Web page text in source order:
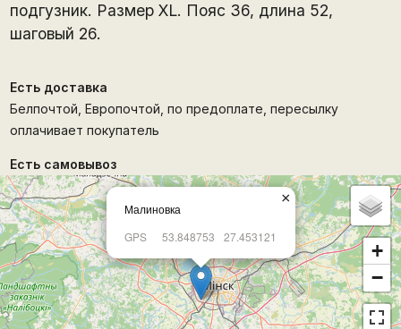
подгузник. Размер XL. Пояс 36, длина 52,
шаговый 26.
Есть доставка
Белпочтой, Европочтой, по предоплате, пересылку
оплачивает покупатель
Есть самовывоз
Малиновка
GPS
53.848753 27.453121
×
+
−